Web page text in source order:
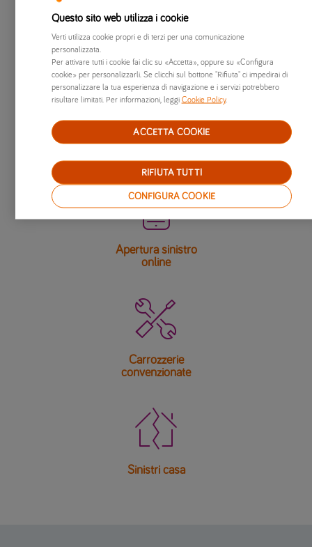
Constatazione


Apertura sinistro
online

Carrozzerie
convenzionate

Sinistri casa
Questo sito web utilizza i cookie
Verti utilizza cookie propri e di terzi per una comunicazione
personalizzata.
Per attivare tutti i cookie fai clic su «Accetta», oppure su «Configura
cookie» per personalizzarli. Se clicchi sul bottone "Rifiuta" ci impedirai di
personalizzare la tua esperienza di navigazione e i servizi potrebbero
risultare limitati. Per informazioni, leggi Cookie Policy.
CONFIGURA COOKIE
RIFIUTA TUTTI
ACCETTA COOKIE